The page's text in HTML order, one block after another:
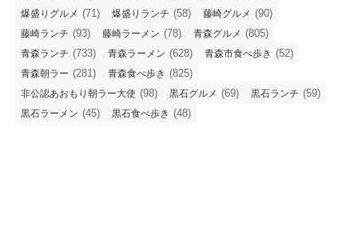
爆盛りグルメ (71) 爆盛りランチ (58) 藤崎グルメ (90)
藤崎ランチ (93) 藤崎ラーメン (78) 青森グルメ (805)
青森ランチ (733) 青森ラーメン (628) 青森市食べ歩き (52)
青森朝ラー (281) 青森食べ歩き (825)
非公認あおもり朝ラー大使 (98) 黒石グルメ (69) 黒石ランチ (59)
黒石ラーメン (45) 黒石食べ歩き (48)